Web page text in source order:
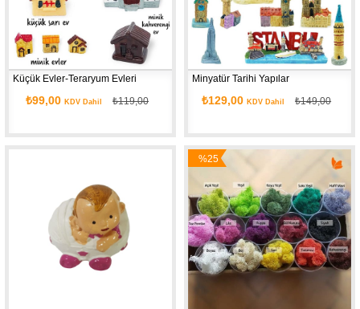
Küçük Evler-Teraryum Evleri
₺99,00KDV Dahil ₺119,00
Minyatür Tarihi Yapılar
₺129,00KDV Dahil ₺149,00
%25